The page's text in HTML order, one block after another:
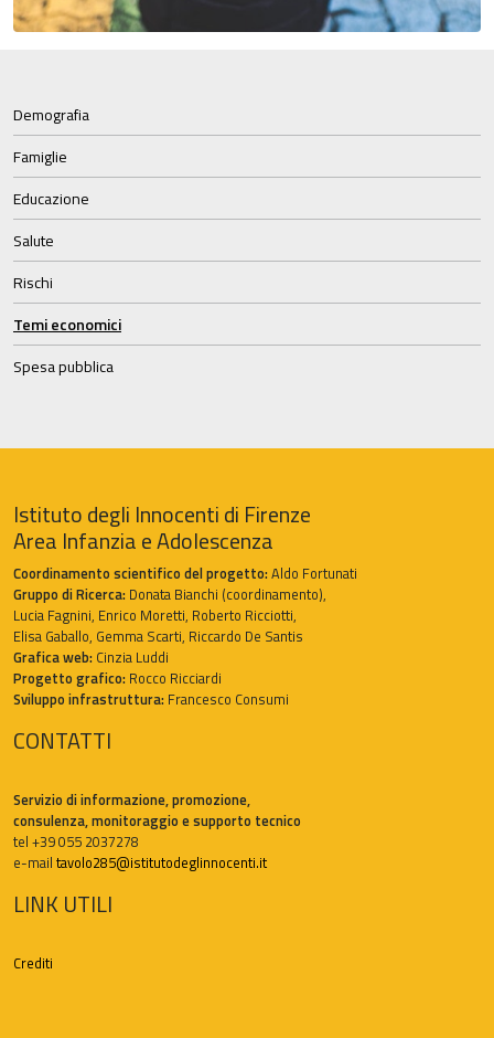
Demografia
Famiglie
Educazione
Salute
Rischi
Temi economici
Spesa pubblica
Istituto degli Innocenti di Firenze
Area Infanzia e Adolescenza
Coordinamento scientifico del progetto:Aldo Fortunati
Gruppo di Ricerca: Donata Bianchi (coordinamento),
Lucia Fagnini, Enrico Moretti, Roberto Ricciotti,
Elisa Gaballo, Gemma Scarti, Riccardo De Santis
Grafica web: Cinzia Luddi
Progetto grafico: Rocco Ricciardi
Sviluppo infrastruttura: Francesco Consumi
CONTATTI
Servizio di informazione, promozione,
consulenza, monitoraggio e supporto tecnico
tel +39 055 2037278
e-mail tavolo285@istitutodeglinnocenti.it
LINK UTILI
Crediti